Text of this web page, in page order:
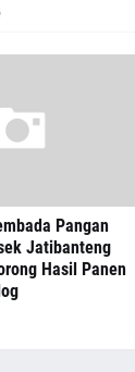
Pangan
Jatibanteng
Hasil Panen